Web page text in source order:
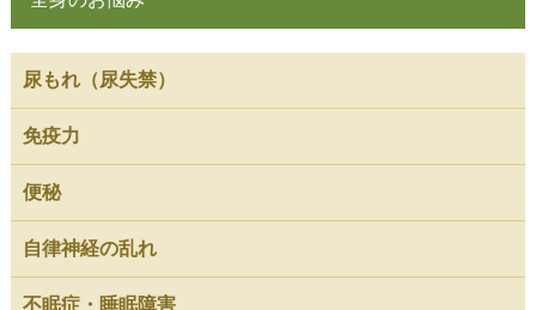
尿もれ（尿失禁）
免疫力
便秘
自律神経の乱れ
不眠症・睡眠障害